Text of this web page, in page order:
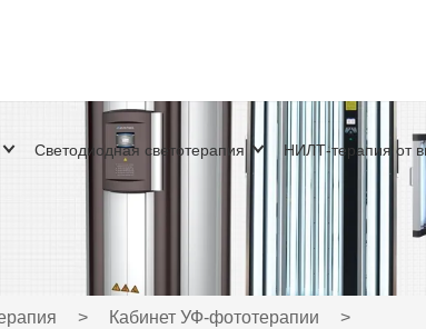
Светодиодная светотерапия НИЛТ-терапия от
> Кабинет УФ-фототерапии >